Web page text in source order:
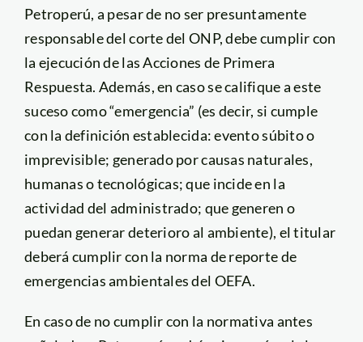
Petroperú, a pesar de no ser presuntamente
responsable del corte del ONP, debe cumplir con
la ejecución de las Acciones de Primera
Respuesta. Además, en caso se califique a este
suceso como “emergencia” (es decir, si cumple
con la definición establecida: evento súbito o
imprevisible; generado por causas naturales,
humanas o tecnológicas; que incide en la
actividad del administrado; que generen o
puedan generar deterioro al ambiente), el titular
deberá cumplir con la norma de reporte de
emergencias ambientales del OEFA.
En caso de no cumplir con la normativa antes